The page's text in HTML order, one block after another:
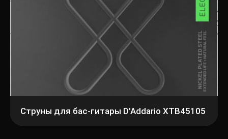
Струны для бас-гитары D'Addario XTB45105